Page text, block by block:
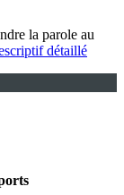
la parole au
détaillé